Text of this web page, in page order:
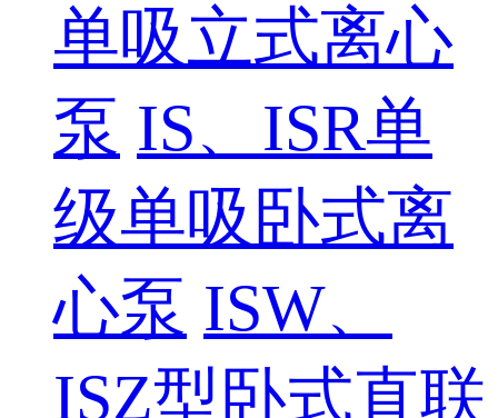
单吸立式离心
泵 IS、ISR单
级单吸卧式离
心泵 ISW、
ISZ型卧式直联